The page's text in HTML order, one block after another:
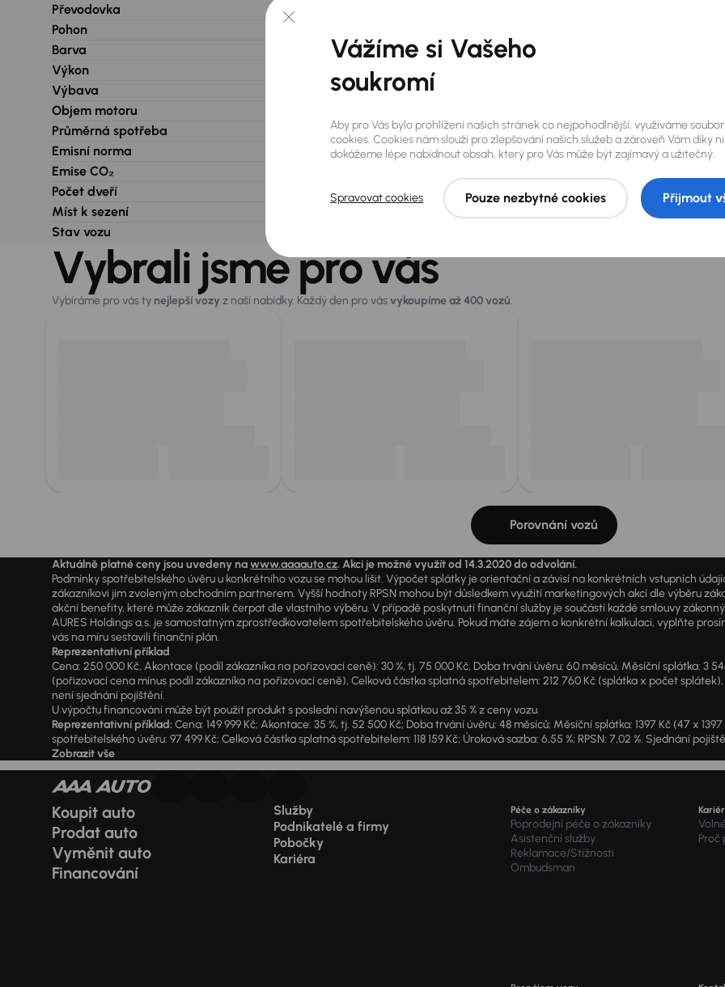
Převodovka
Pohon
Barva
Výkon
Výbava
Objem motoru
Průměrná spotřeba
Emisní norma
Emise CO₂
Počet dveří
Míst k sezení
Stav vozu
AURES
Vybrali jsme pro vás
Vybíráme pro vás ty nejlepší vozy z naší nabídky. Každý den pro vásvykoupíme až 400 vozů.
Porovnání vozů
Aktuálně platné ceny jsou uvedeny nawww.aaaauto.cz. Akci je možné využít od 14.3.2020 do odvolání.
Podmínky spotřebitelského úvěru u konkrétního vozu se mohou lišit. Výpočet splátky je orientační a závisí na konkrétních vstupních
zákazníkovi jim zvoleným obchodním partnerem. Vyšší hodnoty RPSN mohou být důsledkem využití marketingových akcí dle výběru
akční benefity, které může zákazník čerpat dle vlastního výběru. V případě poskytnutí finanční služby je součástí každé smlouvy
AURES Holdings a.s. je samostatným zprostředkovatelem spotřebitelského úvěru. Pokud máte zájem o konkrétní kalkulaci, vyplňte
vás na míru sestavili finanční plán.
Reprezentativní příklad
Cena: 250 000 Kč, Akontace (podíl zákazníka na pořizovací ceně): 30 %, tj. 75 000 Kč, Doba trvání úvěru: 60 měsíců, Měsíční splátka: 3
(pořizovací cena mínus podíl zákazníka na pořizovací ceně), Celková částka splatná spotřebitelem: 212 760 Kč (splátka x počet splátek),
není sjednání pojištění.
U výpočtu financování může být použit produkt s poslední navýšenou splátkou až 35 % z ceny vozu.
Reprezentativní příklad:Cena: 149 999 Kč; Akontace: 35 %, tj. 52 500 Kč; Doba trvání úvěru: 48 měsíců; Měsíční splátka: 1397 Kč (47 x
spotřebitelského úvěru: 97 499 Kč; Celková částka splatná spotřebitelem: 118 159 Kč; Úroková sazba: 6,55 %; RPSN: 7,02 %. Sjednání
Zobrazit vše
Koupit auto
Prodat auto
Vyměnit auto
Financování
Služby
Podnikatelé a firmy
Pobočky
Kariéra
Péče o zákazníky
Poprodejní péče o zákazníky
Asistenční služby
Reklamace/Stížnosti
Ombudsman
Proč
Vážíme si Vašeho
soukromí
Aby pro Vás bylo prohlížení našich stránek co nejpohodlnější, využíváme
cookies. Cookies nám slouží pro zlepšování našich služeb a zároveň Vám díky
dokážeme lépe nabídnout obsah, který pro Vás může být zajímavý a užitečný.
Spravovat cookies Pouze nezbytné cookies Přijmout